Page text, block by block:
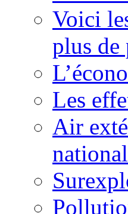
Voici
plus de
Les
Air